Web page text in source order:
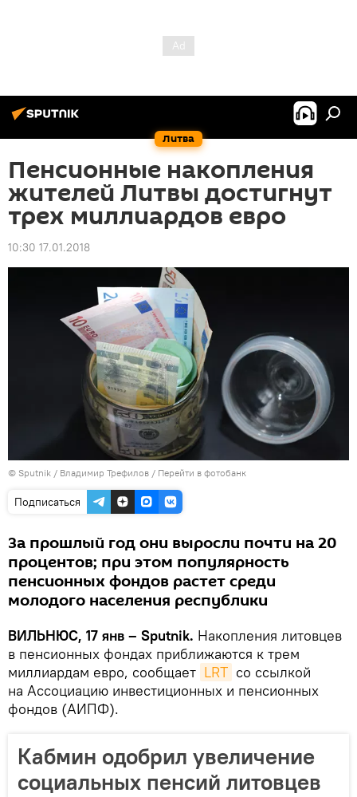
Литва
Пенсионные накопления
жителей Литвы достигнут
трех миллиардов евро
10:30 17.01.2018
© Sputnik / Владимир Трефилов / Перейти в фотобанк
Подписаться
За прошлый год они выросли почти на 20
процентов; при этом популярность
пенсионных фондов растет среди
молодого населения республики
ВИЛЬНЮС, 17 янв – Sputnik. Накопления литовцев
в пенсионных фондах приближаются к трем
миллиардам евро, сообщает LRT со ссылкой
на Ассоциацию инвестиционных и пенсионных
фондов (АИПФ).
Кабмин одобрил увеличение
социальных пенсий литовцев